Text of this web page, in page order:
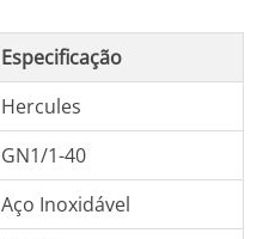
Especificação
Hercules
GN1/1-40
Aço Inoxidável